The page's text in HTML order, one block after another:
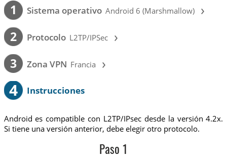
1 Sistema operativo Android 6 (Marshmallow) ›
2 Protocolo L2TP/IPSec ›
3 Zona VPN Francia ›
4 Instrucciones
Android es compatible con L2TP/IPsec desde la versión 4.2x.
Si tiene una versión anterior, debe elegir otro protocolo.
Paso 1